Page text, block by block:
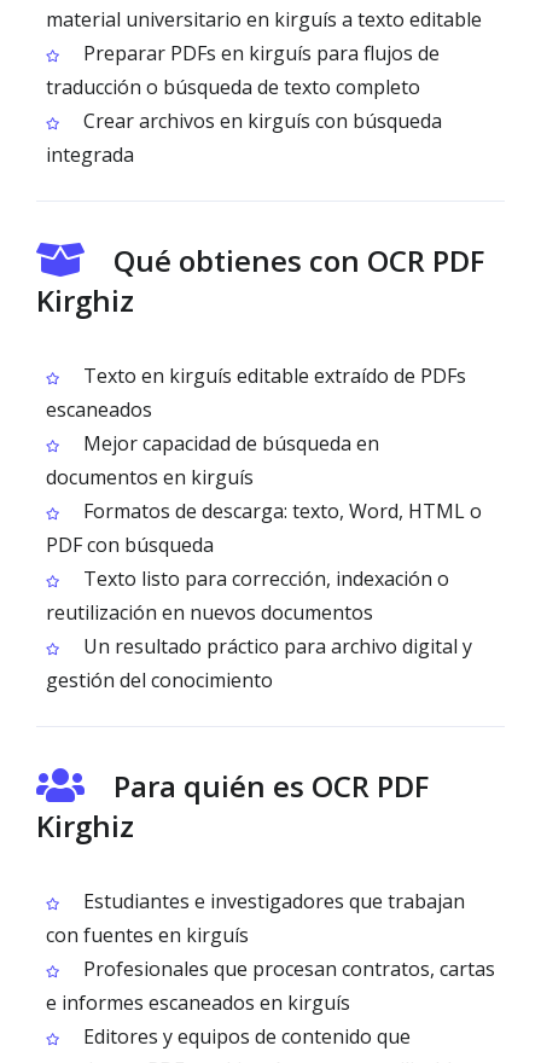
material universitario en kirguís a texto editable
Preparar PDFs en kirguís para flujos de
traducción o búsqueda de texto completo
Crear archivos en kirguís con búsqueda
integrada
Qué obtienes con OCR PDF
Kirghiz
Texto en kirguís editable extraído de PDFs
escaneados
Mejor capacidad de búsqueda en
documentos en kirguís
Formatos de descarga: texto, Word, HTML o
PDF con búsqueda
Texto listo para corrección, indexación o
reutilización en nuevos documentos
Un resultado práctico para archivo digital y
gestión del conocimiento
Para quién es OCR PDF
Kirghiz
Estudiantes e investigadores que trabajan
con fuentes en kirguís
Profesionales que procesan contratos, cartas
e informes escaneados en kirguís
Editores y equipos de contenido que